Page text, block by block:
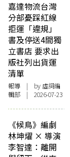
嘉達物流台灣
分部憂踩紅線
拒運「違規」
書及停送4間獨
立書店 要求出
版社列出貨運
清單
報導 | by 虛詞編
輯部 | 2026-07-23
《候鳥》編劇
林坤燿 × 導演
李智達：離開